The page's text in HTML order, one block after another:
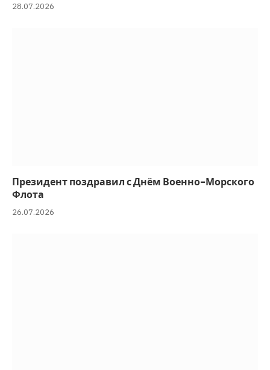
28.07.2026
Президент поздравил с Днём Военно-Морского
Флота
26.07.2026